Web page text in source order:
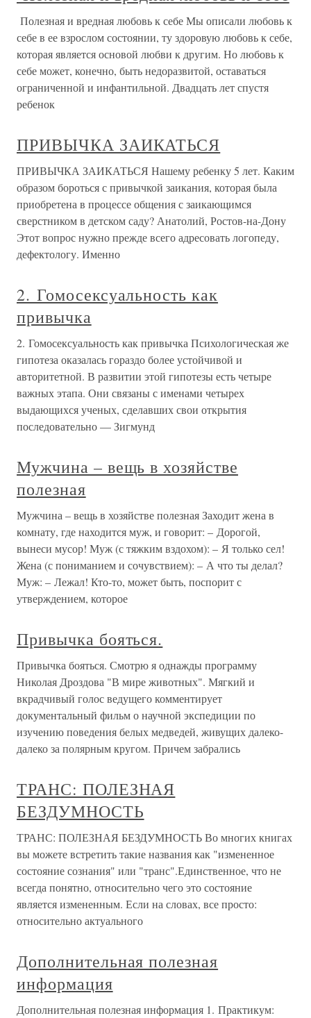
Полезная и вредная любовь к себе Мы описали любовь к
себе в ее взрослом состоянии, ту здоровую любовь к себе,
которая является основой любви к другим. Но любовь к
себе может, конечно, быть недоразви­той, оставаться
ограниченной и инфантильной. Двадцать лет спустя
ребенок
ПРИВЫЧКА ЗАИКАТЬСЯ
ПРИВЫЧКА ЗАИКАТЬСЯ Нашему ребенку 5 лет. Каким
образом бороться с привычкой заикания, которая была
приобретена в процессе общения с заикающимся
сверстником в детском саду? Анатолий, Ростов-на-Дону
Этот вопрос нужно прежде всего адресовать логопеду,
дефектологу. Именно
2. Гомосексуальность как
привычка
2. Гомосексуальность как привычка Психологическая же
гипотеза оказалась гораздо более устойчивой и
авторитетной. В развитии этой гипотезы есть четыре
важных этапа. Они связаны с именами четырех
выдающихся ученых, сделавших свои открытия
последовательно — Зигмунд
Мужчина – вещь в хозяйстве
полезная
Мужчина – вещь в хозяйстве полезная Заходит жена в
комнату, где находится муж, и говорит: – Дорогой,
вынеси мусор! Муж (с тяжким вздохом): – Я только сел!
Жена (с пониманием и сочувствием): – А что ты делал?
Муж: – Лежал! Кто-то, может быть, поспорит с
утверждением, которое
Привычка бояться.
Привычка бояться. Смотрю я однажды программу
Николая Дроздова "В мире животных". Мягкий и
вкрадчивый голос ведущего комментирует
документальный фильм о научной экспедиции по
изучению поведения белых медведей, живущих далеко-
далеко за полярным кругом. Причем забрались
ТРАНС: ПОЛЕЗНАЯ
БЕЗДУМНОСТЬ
ТРАНС: ПОЛЕЗНАЯ БЕЗДУМНОСТЬ Во многих книгах
вы можете встретить такие названия как "измененное
состояние сознания" или "транс".Единственное, что не
всегда понятно, относительно чего это состояние
является измененным. Если на словах, все просто:
относительно актуального
Дополнительная полезная
информация
Дополнительная полезная информация 1. Практикум: